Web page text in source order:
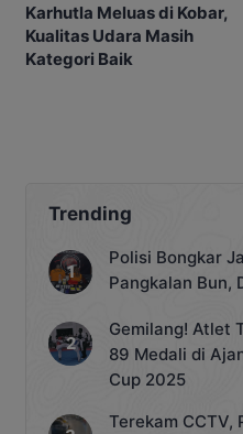
Karhutla Meluas di Kobar,
Kualitas Udara Masih
Kategori Baik
Trending
Polisi Bongkar
Pangkalan Bun,
Gemilang! Atlet
89 Medali di
Cup 2025
Terekam CCTV,